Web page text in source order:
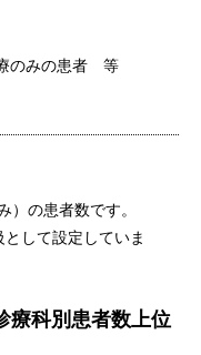
のみの患者 等
）の患者数です。
して設定していま
療科別患者数上位